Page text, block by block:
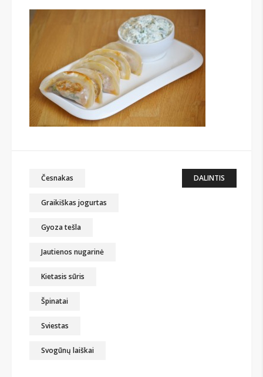
Česnakas
Graikiškas jogurtas
Gyoza tešla
Jautienos nugarinė
Kietasis sūris
Špinatai
Sviestas
Svogūnų laiškai
DALINTIS